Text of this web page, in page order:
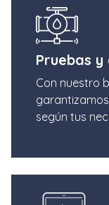
Pruebas
Con nuestro
según tus